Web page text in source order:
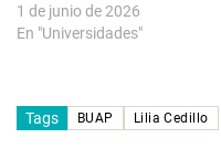
1 de junio de 2026
En "Universidades"
Tags BUAP Lilia Cedillo